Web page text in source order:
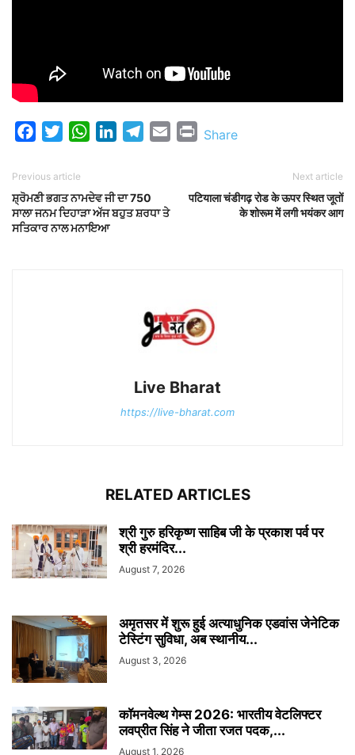
FacebookTwitterWhatsAppLinkedInTelegram
Email Print
Share
Previous article
ਸ਼੍ਰੋਮਣੀ ਭਗਤ ਨਾਮਦੇਵ ਜੀ ਦਾ 750
ਸਾਲਾ ਜਨਮ ਦਿਹਾੜਾ ਅੱਜ ਬਹੁਤ ਸ਼ਰਧਾ ਤੇ
ਸਤਿਕਾਰ ਨਾਲ ਮਨਾਇਆ
Next article
पटियाला चंडीगढ़ रोड के ऊपर स्थित जूतों
के शोरूम में लगी भयंकर आग
Live Bharat
https://live-bharat.com
RELATED ARTICLES
श्री गुरु हरिकृष्ण साहिब जी के प्रकाश पर्व पर
श्री हरमंदिर...
August 7, 2026
अमृतसर में शुरू हुई अत्याधुनिक एडवांस जेनेटिक
टेस्टिंग सुविधा, अब स्थानीय...
August 3, 2026
कॉमनवेल्थ गेम्स 2026: भारतीय वेटलिफ्टर
लवप्रीत सिंह ने जीता रजत पदक,...
August 1, 2026